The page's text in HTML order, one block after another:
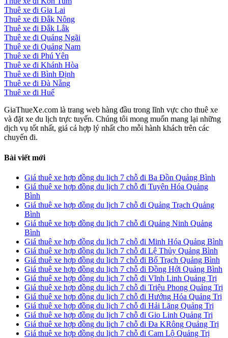
Thuê xe đi Gia Lai
Thuê xe đi Đắk Nông
Thuê xe đi Đắk Lắk
Thuê xe đi Quảng Ngãi
Thuê xe đi Quảng Nam
Thuê xe đi Phú Yên
Thuê xe đi Khánh Hòa
Thuê xe đi Bình Định
Thuê xe đi Đà Nẵng
Thuê xe đi Huế
GiaThueXe.com là trang web hàng đầu trong lĩnh vực cho thuê xe
và đặt xe du lịch trực tuyến. Chúng tôi mong muốn mang lại những
dịch vụ tốt nhất, giá cả hợp lý nhất cho mỗi hành khách trên các
chuyến đi.
Bài viết mới
Giá thuê xe hợp đồng du lịch 7 chỗ đi Ba Đồn Quảng Bình
Giá thuê xe hợp đồng du lịch 7 chỗ đi Tuyên Hóa Quảng
Bình
Giá thuê xe hợp đồng du lịch 7 chỗ đi Quảng Trạch Quảng
Bình
Giá thuê xe hợp đồng du lịch 7 chỗ đi Quảng Ninh Quảng
Bình
Giá thuê xe hợp đồng du lịch 7 chỗ đi Minh Hóa Quảng Bình
Giá thuê xe hợp đồng du lịch 7 chỗ đi Lệ Thủy Quảng Bình
Giá thuê xe hợp đồng du lịch 7 chỗ đi Bố Trạch Quảng Bình
Giá thuê xe hợp đồng du lịch 7 chỗ đi Đồng Hới Quảng Bình
Giá thuê xe hợp đồng du lịch 7 chỗ đi Vĩnh Linh Quảng Trị
Giá thuê xe hợp đồng du lịch 7 chỗ đi Triệu Phong Quảng Trị
Giá thuê xe hợp đồng du lịch 7 chỗ đi Hướng Hóa Quảng Trị
Giá thuê xe hợp đồng du lịch 7 chỗ đi Hải Lăng Quảng Trị
Giá thuê xe hợp đồng du lịch 7 chỗ đi Gio Linh Quảng Trị
Giá thuê xe hợp đồng du lịch 7 chỗ đi Đa KRông Quảng Trị
Giá thuê xe hợp đồng du lịch 7 chỗ đi Cam Lộ Quảng Trị